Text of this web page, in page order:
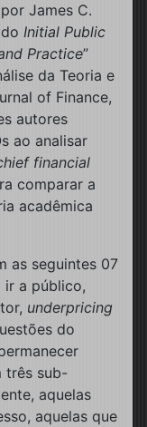
James C.
Initial Public
Practice”
da Teoria e
of Finance,
autores
ao analisar
financial
comparar a
acadêmica
as seguintes 07
ir a público,
underpricing
do
três sub-
aquelas
aquelas que